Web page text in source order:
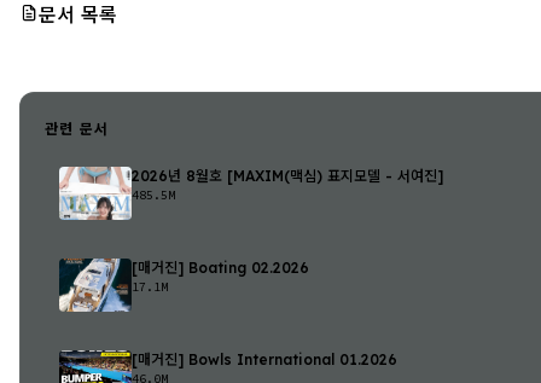
문서 목록
관련 문서
2026년 8월호 [MAXIM(맥심) 표지모델 - 서여진]
485.5M
[매거진] Boating 02.2026
17.1M
[매거진] Bowls International 01.2026
46.0M